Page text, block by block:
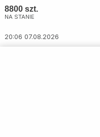
8800 szt.
NA STANIE
20:06 07.08.2026